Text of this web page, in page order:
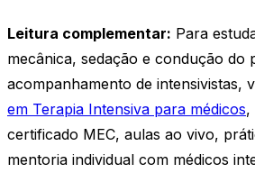
Leitura complementar: Para
mecânica, sedação e condução do
acompanhamento de intensivistas,
em Terapia Intensiva para médicos,
certificado MEC, aulas ao vivo,
mentoria individual com médicos